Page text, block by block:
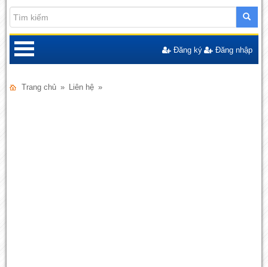
Đăng ký Đăng nhập
Trang chủ » Liên hệ »